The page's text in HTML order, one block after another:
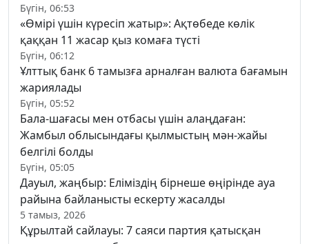
Бүгін, 06:53
«Өмірі үшін күресіп жатыр»: Ақтөбеде көлік
қаққан 11 жасар қыз комаға түсті
Бүгін, 06:12
Ұлттық банк 6 тамызға арналған валюта бағамын
жариялады
Бүгін, 05:52
Бала-шағасы мен отбасы үшін алаңдаған:
Жамбыл облысындағы қылмыстың мән-жайы
белгілі болды
Бүгін, 05:05
Дауыл, жаңбыр: Еліміздің бірнеше өңірінде ауа
райына байланысты ескерту жасалды
5 тамыз, 2026
Құрылтай сайлауы: 7 саяси партия қатысқан